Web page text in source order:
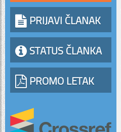
PRIJAVI ČLANAK
STATUS ČLANKA
PROMO LETAK